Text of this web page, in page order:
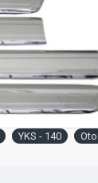
YKS - 140